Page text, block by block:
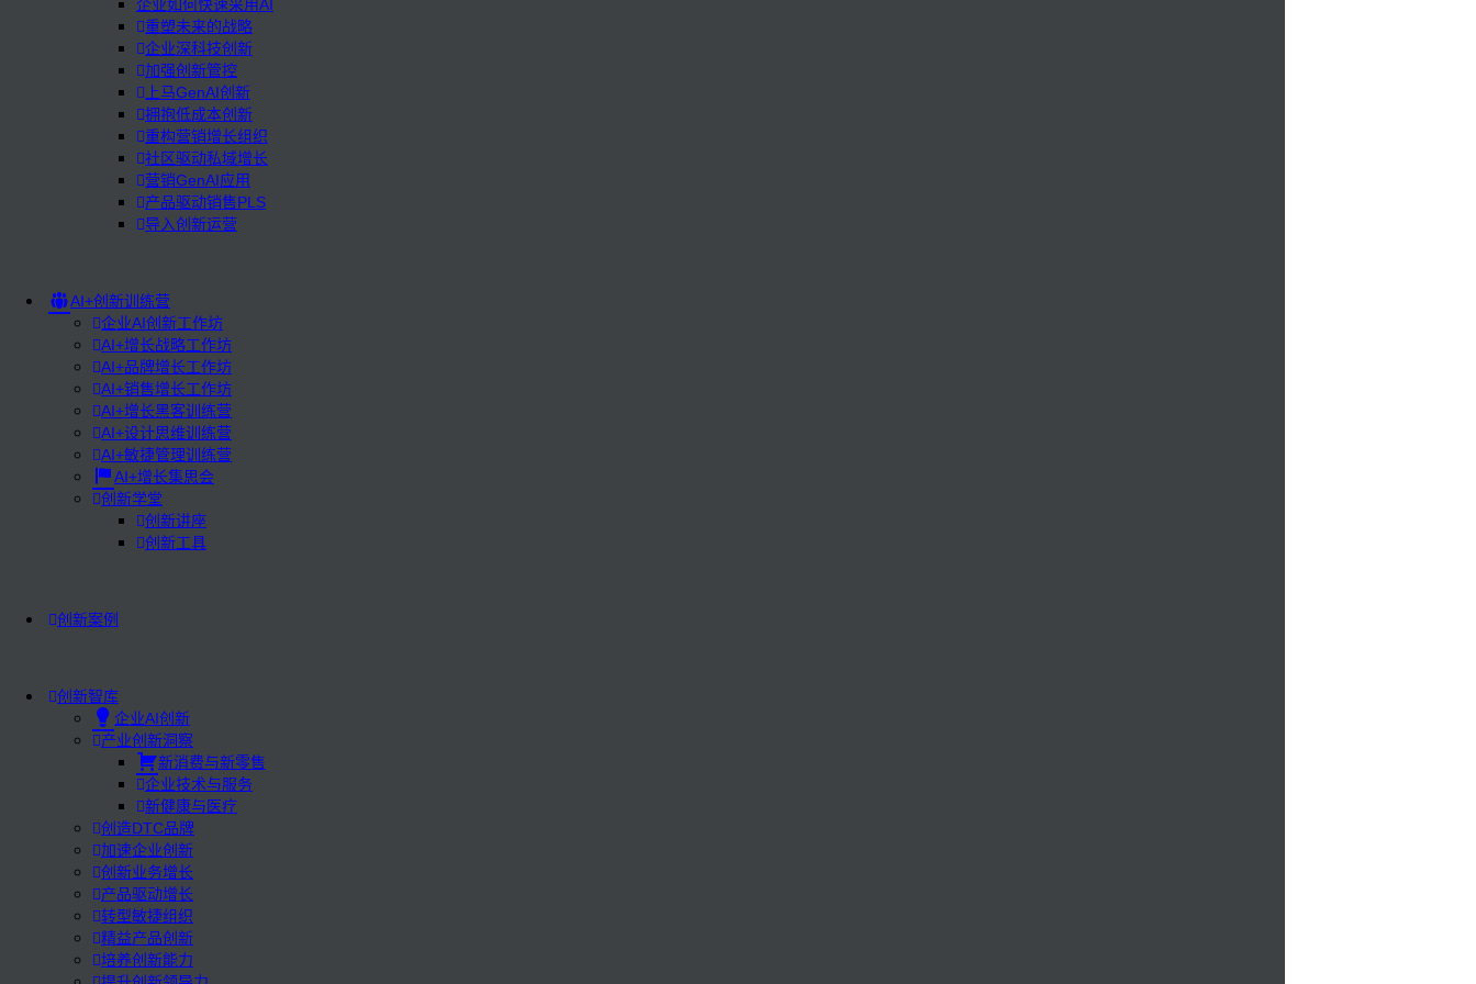
企业如何快速采用AI
重塑未来的战略
企业深科技创新
加强创新管控
上马GenAI创新
拥抱低成本创新
重构营销增长组织
社区驱动私域增长
营销GenAI应用
产品驱动销售PLS
导入创新运营
AI+创新训练营
企业AI创新工作坊
AI+增长战略工作坊
AI+品牌增长工作坊
AI+销售增长工作坊
AI+增长黑客训练营
AI+设计思维训练营
AI+敏捷管理训练营
AI+增长集思会
创新学堂
创新讲座
创新工具
创新案例
创新智库
企业AI创新
产业创新洞察
新消费与新零售
企业技术与服务
新健康与医疗
创造DTC品牌
加速企业创新
创新业务增长
产品驱动增长
转型敏捷组织
精益产品创新
培养创新能力